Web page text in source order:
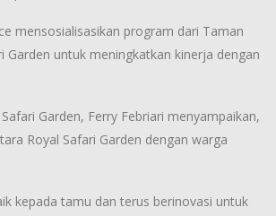
mensosialisasikan program dari Taman
untuk meningkatkan kinerja dengan
Garden, Ferry Febriari menyampaikan,
Royal Safari Garden dengan warga
kepada tamu dan terus berinovasi untuk